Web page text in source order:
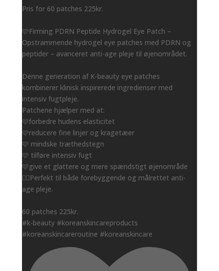
Pris for 60 patches 225kr.
🩷Firming PDRN Peptide Hydrogel Eye Patch –
Opstrammende hydrogel eye patches med PDRN og
peptider – avanceret anti-age pleje til øjenområdet.
Denne generation af K-beauty eye patches
kombinerer klinisk inspirerede ingredienser med
intensiv fugtpleje.
Patchene hjælper med at:
🩷forbedre hudens elasticitet
🩷reducere fine linjer og kragetæer
🩷 mindske træthedstegn
🩷 tilføre intensiv fugt
🩷give et glattere og mere spændstigt øjenområde
👌🏻Perfekt til både forebyggende og målrettet anti-
age pleje.
60 patches 225kr.
#k-beauty #koreanskincareproducts
#koreanskincareroutine #koreanskincare